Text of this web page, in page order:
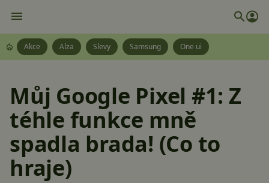
Akce Alza Slevy Samsung One ui
Můj Google Pixel #1: Z
téhle funkce mně
spadla brada! (Co to
hraje)